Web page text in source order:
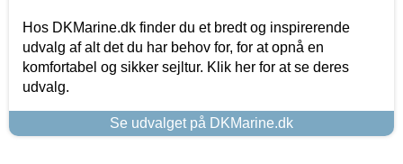
Hos DKMarine.dk finder du et bredt og inspirerende
udvalg af alt det du har behov for, for at opnå en
komfortabel og sikker sejltur. Klik her for at se deres
udvalg.
Se udvalget på DKMarine.dk